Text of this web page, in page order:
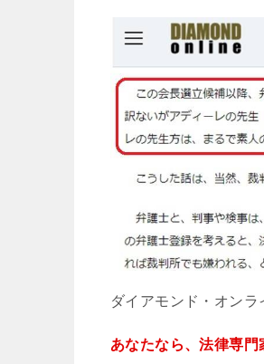
ダイアモンド・オン
あなたなら、法律専